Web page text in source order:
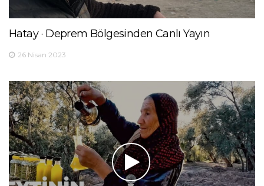
Hatay · Deprem Bölgesinden Canlı Yayın
26 Nisan 2023